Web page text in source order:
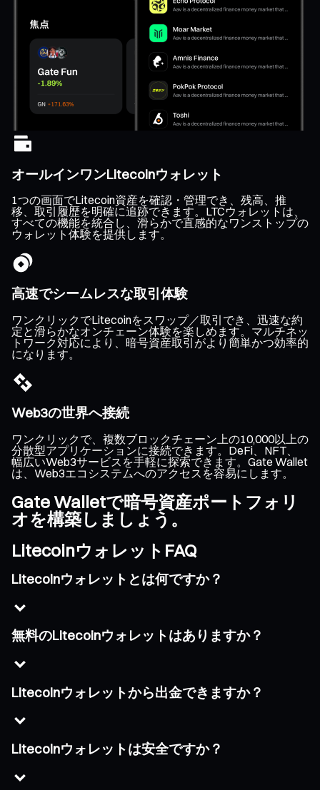
オールインワンLitecoinウォレット
1つの画面でLitecoin資産を確認・管理でき、残高、推
移、取引履歴を明確に追跡できます。LTCウォレットは、
すべての機能を統合し、滑らかで直感的なワンストップの
ウォレット体験を提供します。
高速でシームレスな取引体験
ワンクリックでLitecoinをスワップ／取引でき、迅速な約
定と滑らかなオンチェーン体験を楽しめます。マルチネッ
トワーク対応により、暗号資産取引がより簡単かつ効率的
になります。
Web3の世界へ接続
ワンクリックで、複数ブロックチェーン上の10,000以上の
分散型アプリケーションに接続できます。DeFi、NFT、
幅広いWeb3サービスを手軽に探索できます。Gate Wallet
は、Web3エコシステムへのアクセスを容易にします。
Gate Walletで暗号資産ポートフォリ
オを構築しましょう。
LitecoinウォレットFAQ
Litecoinウォレットとは何ですか？
無料のLitecoinウォレットはありますか？
Litecoinウォレットから出金できますか？
Litecoinウォレットは安全ですか？